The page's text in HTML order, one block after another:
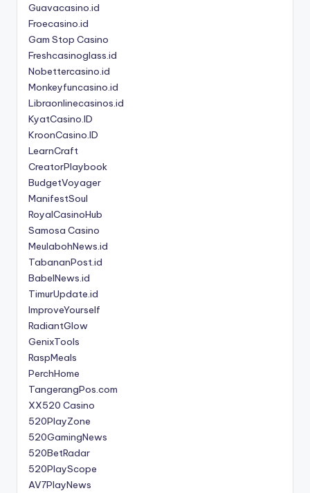
Guavacasino.id
Froecasino.id
Gam Stop Casino
Freshcasinoglass.id
Nobettercasino.id
Monkeyfuncasino.id
Libraonlinecasinos.id
KyatCasino.ID
KroonCasino.ID
LearnCraft
CreatorPlaybook
BudgetVoyager
ManifestSoul
RoyalCasinoHub
Samosa Casino
MeulabohNews.id
TabananPost.id
BabelNews.id
TimurUpdate.id
ImproveYourself
RadiantGlow
GenixTools
RaspMeals
PerchHome
TangerangPos.com
XX520 Casino
520PlayZone
520GamingNews
520BetRadar
520PlayScope
AV7PlayNews